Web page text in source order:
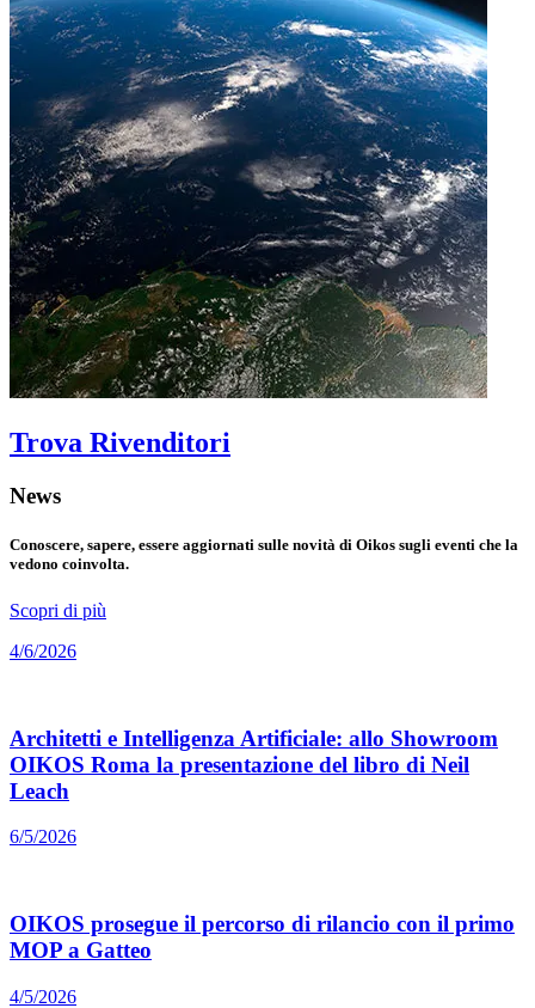
Trova Rivenditori
News
Conoscere, sapere, essere aggiornati sulle novità di Oikos sugli eventi che la
vedono coinvolta.
Scopri di più
4/6/2026
Architetti e Intelligenza Artificiale: allo Showroom
OIKOS Roma la presentazione del libro di Neil
Leach
6/5/2026
OIKOS prosegue il percorso di rilancio con il primo
MOP a Gatteo
4/5/2026